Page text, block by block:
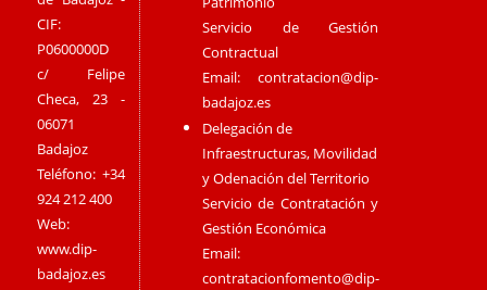
CIF:
P0600000D
c/ Felipe
Checa, 23 -
06071
Badajoz
Teléfono: +34
924 212 400
Web:
www.dip-
badajoz.es
Servicio de Gestión
Contractual
Email:contratacion@dip-
badajoz.es
Delegación de
Infraestructuras, Movilidad
y Odenación del Territorio
Servicio de Contratación y
Gestión Económica
Email:
contratacionfomento@dip-